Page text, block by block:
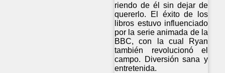
riendo de él sin dejar de
quererlo. El éxito de los
libros estuvo influenciado
por la serie animada de la
BBC, con la cual Ryan
también revolucionó el
campo. Diversión sana y
entretenida.